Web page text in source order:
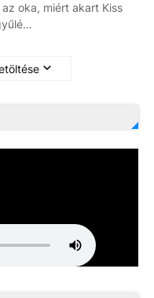
oka, miért akart Kiss